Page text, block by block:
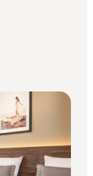
- Schönes
- Schönes Hotel